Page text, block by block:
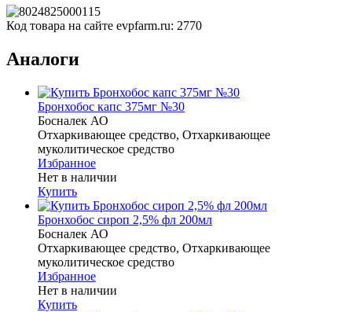
Код товара на сайте evpfarm.ru: 2770
Аналоги
Бронхобос капс 375мг №30
Босналек АО
Отхаркивающее средство, Отхаркивающее
муколитическое средство
Избранное
Нет в наличии
Купить
Бронхобос сироп 2,5% фл 200мл
Босналек АО
Отхаркивающее средство, Отхаркивающее
муколитическое средство
Избранное
Нет в наличии
Купить